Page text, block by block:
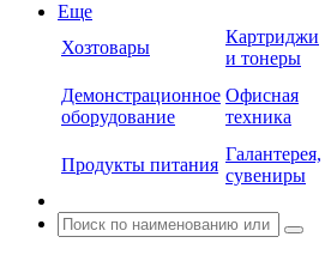
Еще
Хозтовары
Картриджи
и тонеры
Демонстрационное
оборудование
Офисная
техника
Продукты питания
Галантерея,
сувениры